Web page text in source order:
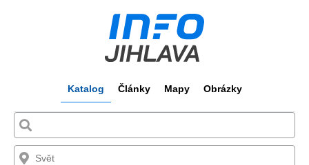
Katalog Články Mapy Obrázky